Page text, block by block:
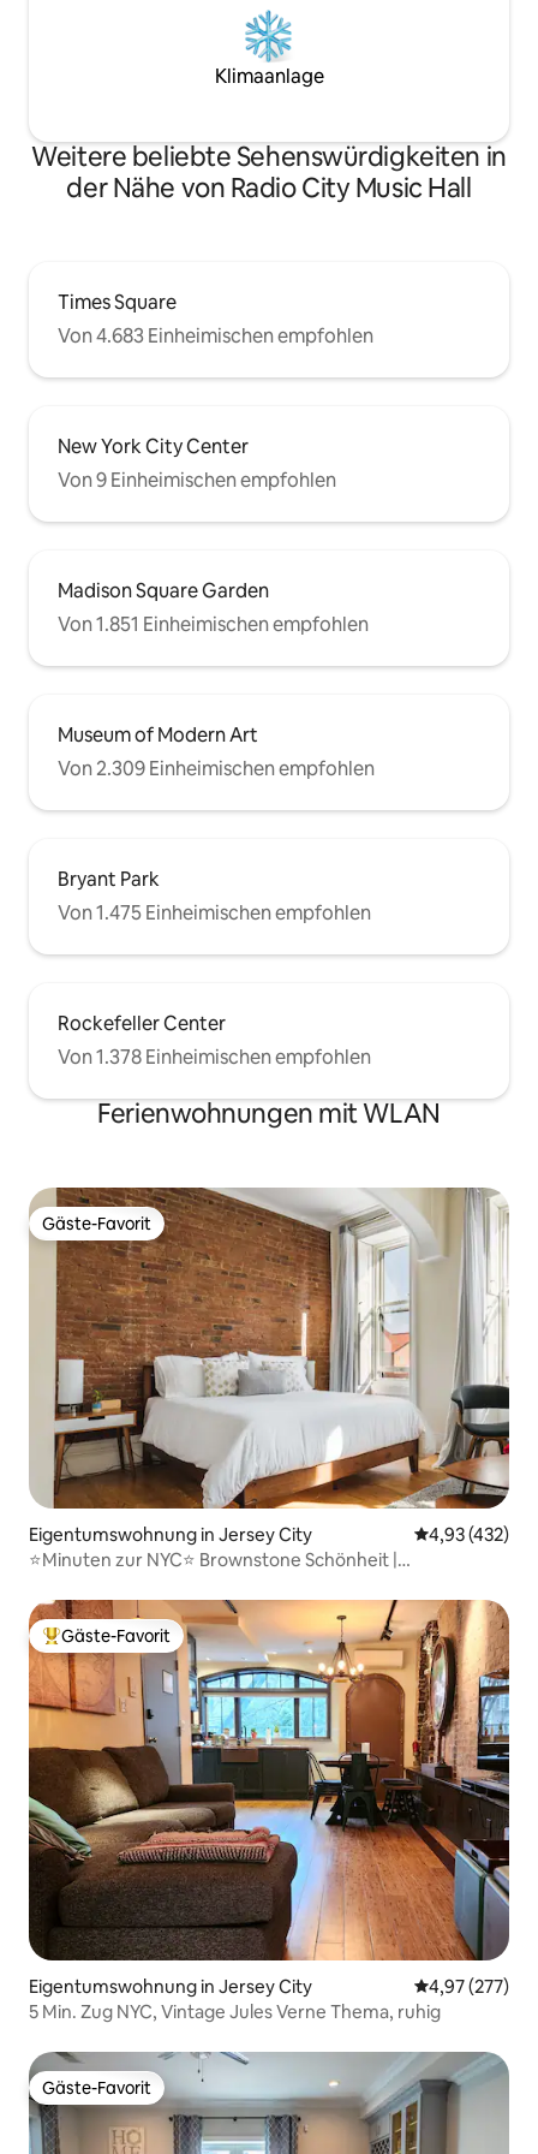
Klimaanlage
Weitere beliebte Sehenswürdigkeiten in
der Nähe von Radio City Music Hall
Times Square
Von 4.683 Einheimischen empfohlen
New York City Center
Von 9 Einheimischen empfohlen
Madison Square Garden
Von 1.851 Einheimischen empfohlen
Museum of Modern Art
Von 2.309 Einheimischen empfohlen
Bryant Park
Von 1.475 Einheimischen empfohlen
Rockefeller Center
Von 1.378 Einheimischen empfohlen
Ferienwohnungen mit WLAN
Gäste-Favorit
Gäste-Favorit
Eigentumswohnung in Jersey City
4,93 (432)
⭐Minuten zur NYC⭐ Brownstone Schönheit |
Beliebter Gäste-Favorit.
Gäste-Favorit
Eigentumswohnung in Jersey City
4,97 (277)
5 Min. Zug NYC, Vintage Jules Verne Thema, ruhig
Gäste-Favorit
Gäste-Favorit